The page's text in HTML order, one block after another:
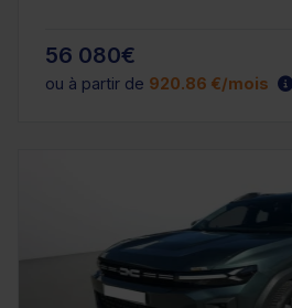
56 080€
ou à partir de 920.86 €/mois